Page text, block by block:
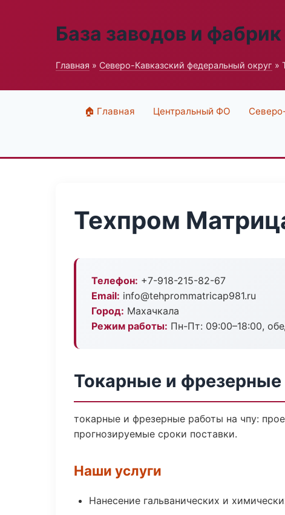
База заводов и фабрик
Главная » Северо-Кавказский федеральный округ »
🏠 Главная Центральный ФО
Техпром
Телефон: +7-918-215-82-67
Email: info@tehprommatricap981.ru
Город: Махачкала
Режим работы: Пн-Пт: 09:00–18:00,
Токарные и
токарные и фрезерные работы на чпу:
прогнозируемые сроки поставки.
Наши услуги
Нанесение гальванических и